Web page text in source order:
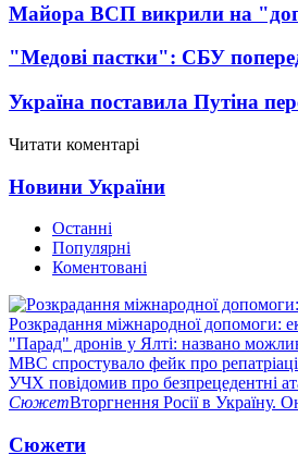
Майора ВСП викрили на
"Медові пастки": СБУ
Україна поставила Путіна
Читати коментарі
Новини України
Останні
Популярні
Коментовані
Розкрадання міжнародної
"Парад" дронів у Ялті: названо
МВС спростувало фейк про
УЧХ повідомив про безпрецедентні
СюжетВторгнення Росії в Україну.
Сюжети